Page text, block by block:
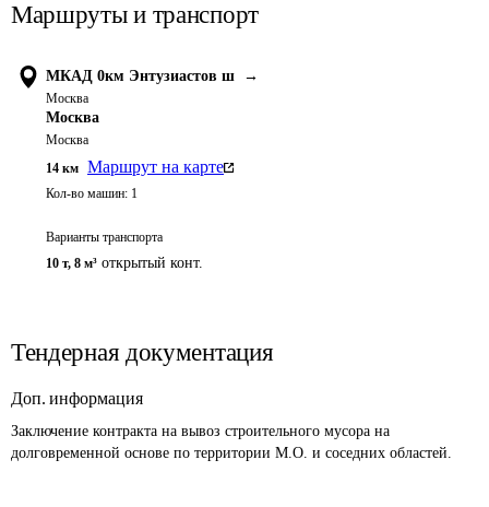
Маршруты и транспорт
МКАД 0км Энтузиастов ш →
Москва
Москва
Москва
14 км Маршрут на карте
Кол-во машин: 1
Варианты транспорта
10 т, 8 м³ открытый конт.
Тендерная документация
Доп. информация
Заключение контракта на вывоз строительного мусора на
долговременной основе по территории М.О. и соседних областей.